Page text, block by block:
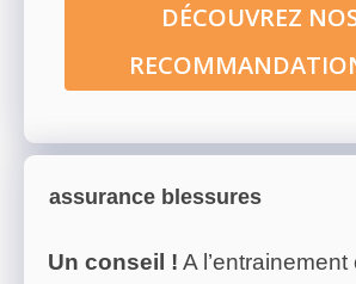
DÉCOUVREZ
assurance blessures
Un conseil ! A l’entrainement